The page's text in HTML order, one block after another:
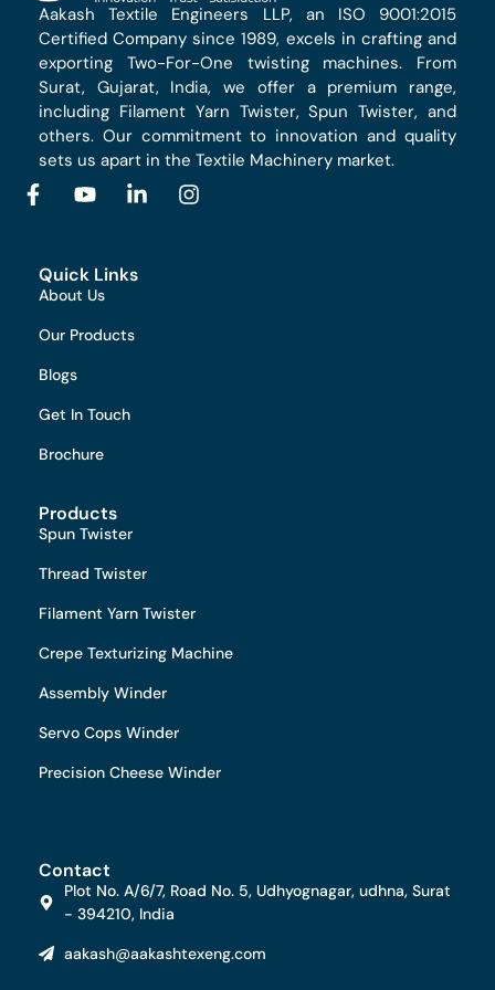
Aakash Textile Engineers LLP, an ISO 9001:2015
Certified Company since 1989, excels in crafting and
exporting Two-For-One twisting machines. From
Surat, Gujarat, India, we offer a premium range,
including Filament Yarn Twister, Spun Twister, and
others. Our commitment to innovation and quality
sets us apart in the Textile Machinery market.
Quick Links
About Us
Our Products
Blogs
Get In Touch
Brochure
Products
Spun Twister
Thread Twister
Filament Yarn Twister
Crepe Texturizing Machine
Assembly Winder
Servo Cops Winder
Precision Cheese Winder
Contact
Plot No. A/6/7, Road No. 5, Udhyognagar, udhna, Surat
- 394210, India
aakash@aakashtexeng.com